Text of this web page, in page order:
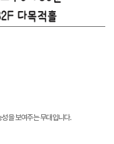
을 보여주는 무대입니다.